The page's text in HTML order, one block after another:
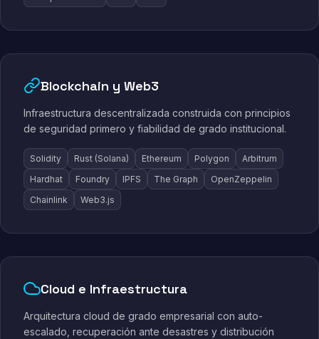
Blockchain y Web3
Infraestructura descentralizada construida con principios
de seguridad primero y fiabilidad de grado institucional.
Solidity Rust (Solana) Ethereum Polygon
Arbitrum
Hardhat
Foundry IPFS The Graph
OpenZeppelin
Chainlink
Web3.js
Cloud e Infraestructura
Arquitectura cloud de grado empresarial con auto-
escalado, recuperación ante desastres y distribución